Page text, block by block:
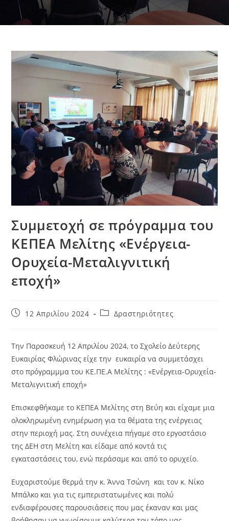
Συμμετοχή σε πρόγραμμα του
ΚΕΠΕΑ Μελίτης «Ενέργεια-
Ορυχεία-Μεταλιγνιτική
εποχή»
Post12 Απριλίου 2024
PostΔραστηριότητες
Την Παρασκευή 12 Απριλίου 2024, το Σχολείο Δεύτερης
Ευκαιρίας Φλώρινας είχε την ευκαιρία να συμμετάσχει
στο πρόγραμμμα του ΚΕ.ΠΕ.Α Μελίτης : «Ενέργεια-Ορυχεία-
Μεταλιγνιτική εποχή»
Επισκεφθήκαμε το ΚΕΠΕΑ Μελίτης στη Βεύη και είχαμε μια
ολοκληρωμένη ενημέρωση για τα θέματα της ενέργειας
στην περιοχή μας. Στη συνέχεια πήγαμε στο εργοστάσιο
της ΔΕΗ στη Μελίτη και είδαμε από κοντά τις
εγκαταστάσεις του, ενώ περάσαμε και από το ορυχείο.
Ευχαριστούμε θερμά την κ. Άννα Τσώνη και τον κ. Νίκο
Μπάλκο και για τις εμπεριστατωμένες και πολύ
ενδιαφέρουσες παρουσιάσεις που μας έκαναν και μας